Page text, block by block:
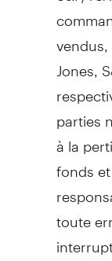
Jones,
parties
à la
fonds
toute